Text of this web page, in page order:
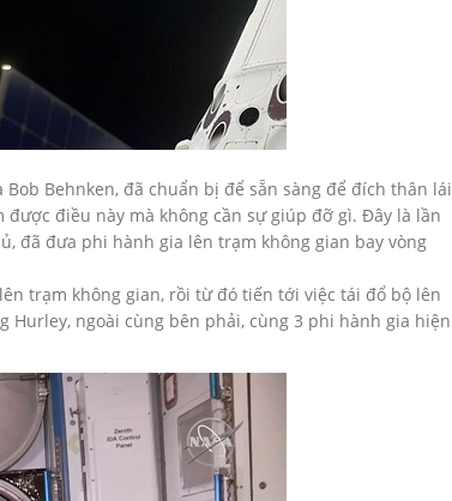
Behnken, đã chuẩn bị để sẵn sàng để đích thân lái
điều này mà không cần sự giúp đỡ gì. Đây là lần
đã đưa phi hành gia lên trạm không gian bay vòng
trạm không gian, rồi từ đó tiến tới việc tái đổ bộ lên
Hurley, ngoài cùng bên phải, cùng 3 phi hành gia hiện